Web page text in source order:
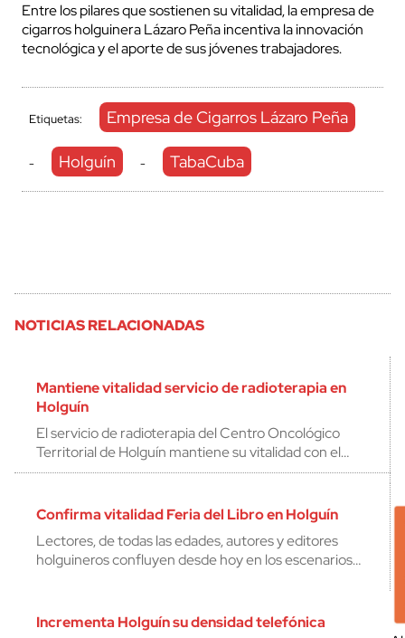
Entre los pilares que sostienen su vitalidad, la empresa de
cigarros holguinera Lázaro Peña incentiva la innovación
tecnológica y el aporte de sus jóvenes trabajadores.
Etiquetas: Empresa de Cigarros Lázaro Peña
- Holguín - TabaCuba
NOTICIAS RELACIONADAS
Mantiene vitalidad servicio de radioterapia en
Holguín
El servicio de radioterapia del Centro Oncológico
Territorial de Holguín mantiene su vitalidad con el…
Confirma vitalidad Feria del Libro en Holguín
Lectores, de todas las edades, autores y editores
holguineros confluyen desde hoy en los escenarios…
Incrementa Holguín su densidad telefónica